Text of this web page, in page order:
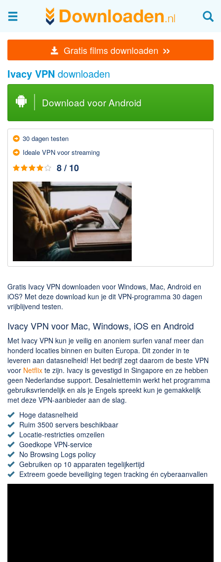
Gratis films downloaden »
Afbeeldingen & fotografie
Beheren en bekijken
Afbeelding & foto bewerken
Foto apps
Screenshots Maken
Audio & Video
Branden en Rippen
Media streamen
Mediaspeler
Opnemen Audio en Video
Video bewerken
Downloaden
BitTorrent Clients
Onderhoud & Veiligheid
Computer opschonen
Veilig online
Productiviteit
Adresboek en contacten
Planning en organisatie
Tekst en Administratie
Overige
Algemeen
Chatten en bellen
Dating apps
Parkeer apps
Ivacy VPN downloaden
Download voor Android
30 dagen testen
Ideale VPN voor streaming
8 / 10
Gratis Ivacy VPN downloaden voor Windows, Mac, Android en
iOS? Met deze download kun je dit VPN-programma 30 dagen
vrijblijvend testen.
Ivacy VPN voor Mac, Windows, iOS en Android
Met Ivacy VPN kun je veilig en anoniem surfen vanaf meer dan
honderd locaties binnen en buiten Europa. Dit zonder in te
leveren aan datasnelheid! Het bedrijf zegt daarom de beste VPN
voor Netflix te zijn. Ivacy is gevestigd in Singapore en ze hebben
geen Nederlandse support. Desalniettemin werkt het programma
gebruiksvriendelijk en als je Engels spreekt kun je gemakkelijk
met deze VPN-aanbieder aan de slag.
Hoge datasnelheid
Ruim 3500 servers beschikbaar
Locatie-restricties omzeilen
Goedkope VPN-service
No Browsing Logs policy
Gebruiken op 10 apparaten tegelijkertijd
Extreem goede beveiliging tegen tracking én cyberaanvallen